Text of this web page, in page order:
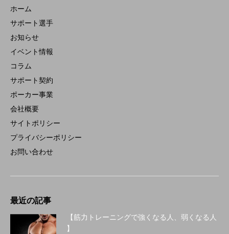
ホーム
サポート選手
お知らせ
イベント情報
コラム
サポート契約
ポーカー事業
会社概要
サイトポリシー
プライバシーポリシー
お問い合わせ
最近の記事
【筋力トレーニングで強くなる人、弱くなる人
】